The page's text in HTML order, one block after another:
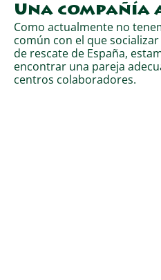
Una compañía
Como actualmente no
común con el que
de rescate de España,
encontrar una pareja
centros colaboradores.